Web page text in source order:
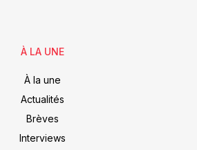
À LA UNE
À la une
Actualités
Brèves
Interviews